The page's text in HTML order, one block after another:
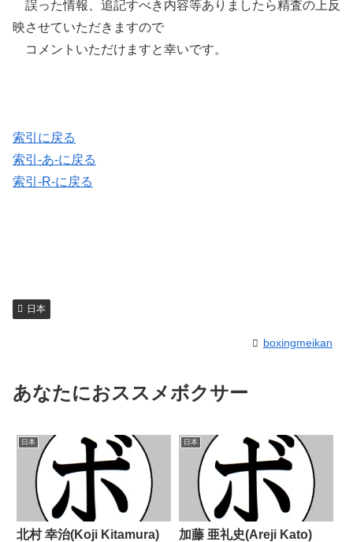
誤った情報、追記すべき内容等ありましたら精査の上反
映させていただきますので
コメントいただけますと幸いです。
索引に戻る
索引-あ-に戻る
索引-R-に戻る
日本
boxingmeikan
あなたにおススメボクサー
日本
北村 幸治(Koji Kitamura)
日本
加藤 亜礼史(Areji Kato)